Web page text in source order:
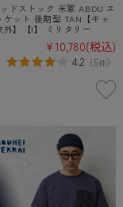
ドストック 米軍 ABDU エ
ケット 後期型 TAN【キャ
外】【I】 ミリタリー
¥10,780(税込)
4.2 （5件）